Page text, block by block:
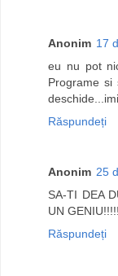
Anonim 17
eu nu pot
Programe si
Răspundeți
Anonim 25
SA-TI DEA
UN
Răspundeți